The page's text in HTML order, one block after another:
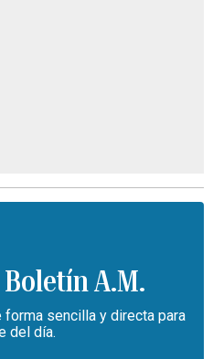
Boletín A.M.
sencilla y directa para
del día.